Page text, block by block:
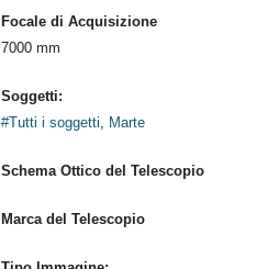
Focale di Acquisizione
7000 mm
Soggetti:
#Tutti i soggetti, Marte
Schema Ottico del Telescopio
Marca del Telescopio